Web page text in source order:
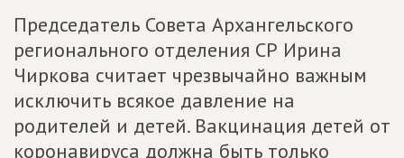
Председатель Совета Архангельского
регионального отделения СР Ирина
Чиркова считает чрезвычайно важным
исключить всякое давление на
родителей и детей. Вакцинация детей от
коронавируса должна быть только